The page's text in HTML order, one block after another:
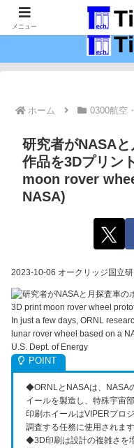
最新の科
ホーム 0300航空
研究者がNASA
作品を3Dプリン
moon rover
NASA)
2023-10-06 オークリッジ国立
In just a few days, ORNL
lunar rover wheel based on a
U.S. Dept. of Energy
◆ORNLとNASAは、NASA
イールを製造し、特殊宇宙
印刷ホイールはVIPERプロ
調査する任務に使用されます
◆3D印刷は設計の複雑さを
メニュー